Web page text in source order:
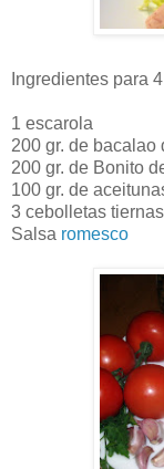
Ingredientes para
1 escarola
200 gr. de
200 gr. de Bonito
100 gr. de
3 cebolletas tiernas
Salsa romesco